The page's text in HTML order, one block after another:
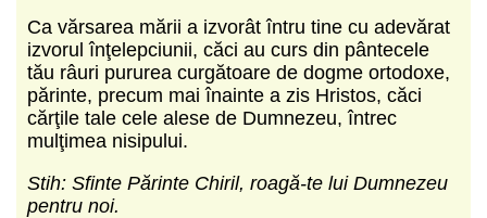
Ca vărsarea mării a izvorât întru tine cu adevărat
izvorul înţelepciunii, căci au curs din pântecele
tău râuri pururea curgătoare de dogme ortodoxe,
părinte, precum mai înainte a zis Hristos, căci
cărţile tale cele alese de Dumnezeu, întrec
mulţimea nisipului.
Stih: Sfinte Părinte Chiril, roagă-te lui Dumnezeu
pentru noi.